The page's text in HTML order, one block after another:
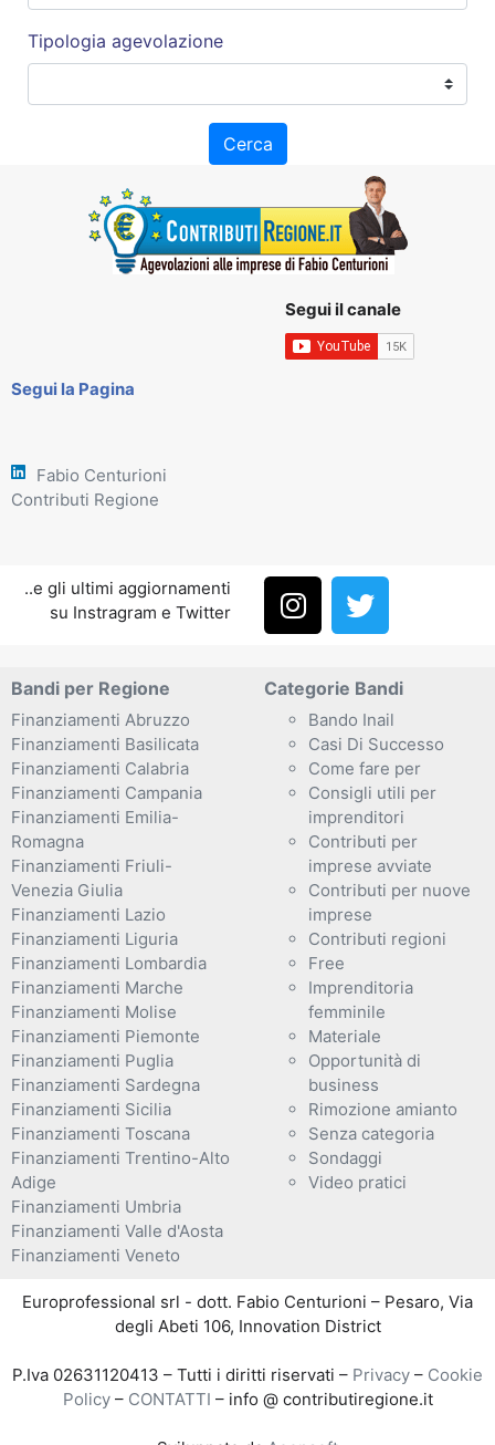
Tipologia agevolazione
Cerca
Segui il canale
Segui la Pagina
Fabio Centurioni
Contributi Regione
..e gli ultimi aggiornamenti
su Instragram e Twitter
Bandi per Regione
Finanziamenti Abruzzo
Finanziamenti Basilicata
Finanziamenti Calabria
Finanziamenti Campania
Finanziamenti Emilia-
Romagna
Finanziamenti Friuli-
Venezia Giulia
Finanziamenti Lazio
Finanziamenti Liguria
Finanziamenti Lombardia
Finanziamenti Marche
Finanziamenti Molise
Finanziamenti Piemonte
Finanziamenti Puglia
Finanziamenti Sardegna
Finanziamenti Sicilia
Finanziamenti Toscana
Finanziamenti Trentino-Alto
Adige
Finanziamenti Umbria
Finanziamenti Valle d'Aosta
Finanziamenti Veneto
Categorie Bandi
Bando Inail
Casi Di Successo
Come fare per
Consigli utili per
imprenditori
Contributi per
imprese avviate
Contributi per nuove
imprese
Contributi regioni
Free
Imprenditoria
femminile
Materiale
Opportunità di
business
Rimozione amianto
Senza categoria
Sondaggi
Video pratici
Europrofessional srl - dott. Fabio Centurioni – Pesaro, Via
degli Abeti 106, Innovation District
P.Iva 02631120413 – Tutti i diritti riservati – Privacy – Cookie
Policy– CONTATTI – info @ contributiregione.it